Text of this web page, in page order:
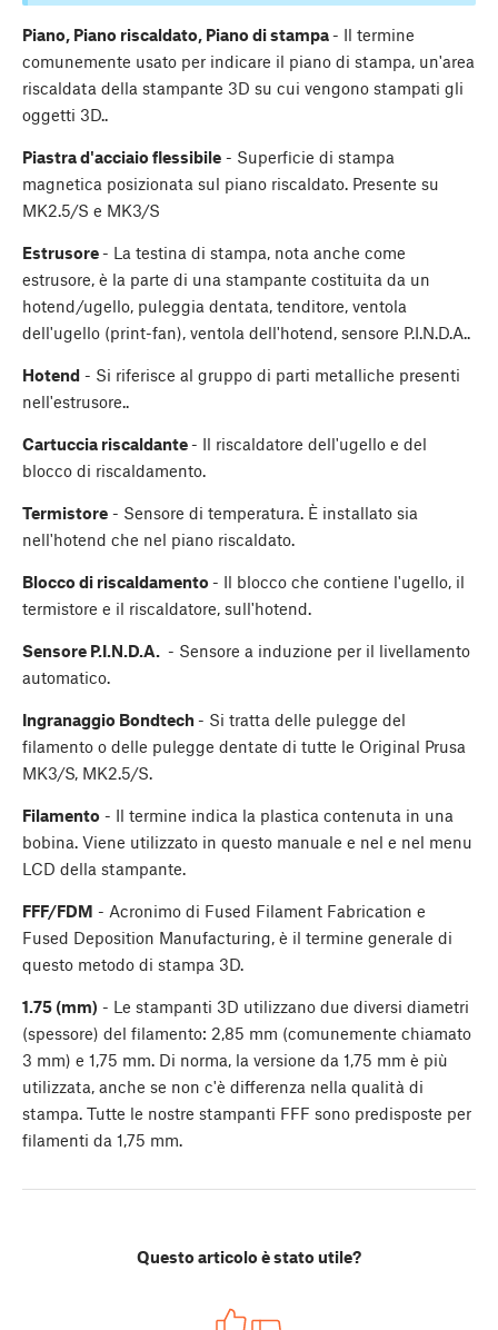
Piano, Piano riscaldato, Piano di stampa- Il termine
comunemente usato per indicare il piano di stampa, un'area
riscaldata della stampante 3D su cui vengono stampati gli
oggetti 3D..
Piastra d'acciaio flessibile - Superficie di stampa
magnetica posizionata sul piano riscaldato. Presente su
MK2.5/S e MK3/S
Estrusore- La testina di stampa, nota anche come
estrusore, è la parte di una stampante costituita da un
hotend/ugello, puleggia dentata, tenditore, ventola
dell'ugello (print-fan), ventola dell'hotend, sensore P.I.N.D.A..
Hotend - Si riferisce al gruppo di parti metalliche presenti
nell'estrusore..
Cartuccia riscaldante- Il riscaldatore dell'ugello e del
blocco di riscaldamento.
Termistore - Sensore di temperatura. È installato sia
nell'hotend che nel piano riscaldato.
Blocco di riscaldamento - Il blocco che contiene l'ugello, il
termistore e il riscaldatore, sull'hotend.
Sensore P.I.N.D.A. - Sensore a induzione per il livellamento
automatico.
Ingranaggio Bondtech- Si tratta delle pulegge del
filamento o delle pulegge dentate di tutte le Original Prusa
MK3/S, MK2.5/S.
Filamento - Il termine indica la plastica contenuta in una
bobina. Viene utilizzato in questo manuale e nel e nel menu
LCD della stampante.
FFF/FDM - Acronimo di Fused Filament Fabrication e
Fused Deposition Manufacturing, è il termine generale di
questo metodo di stampa 3D.
1.75 (mm) - Le stampanti 3D utilizzano due diversi diametri
(spessore) del filamento: 2,85 mm (comunemente chiamato
3 mm) e 1,75 mm. Di norma, la versione da 1,75 mm è più
utilizzata, anche se non c'è differenza nella qualità di
stampa. Tutte le nostre stampanti FFF sono predisposte per
filamenti da 1,75 mm.
Questo articolo è stato utile?